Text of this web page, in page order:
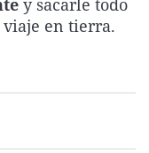
El colegio invisible
Esto no ha pasado
Comunitat Valenciana
Medio ambiente
y sacarle todo
viaje en tierra.